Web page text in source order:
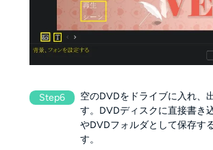
Step6
空のDVDをドライブに入れ、
す。DVDディスクに直接書き
やDVDフォルダとして保存す
す。